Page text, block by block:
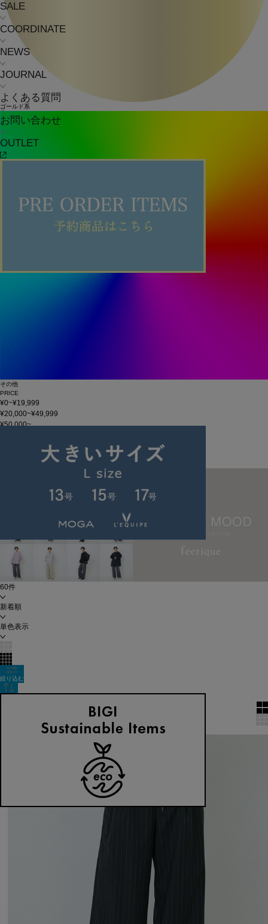
SALE
COORDINATE
NEWS
JOURNAL
よくある質問
お問い合わせ
OUTLET
ゴールド系
その他
PRICE
¥0~¥19,999
¥20,000~¥49,999
¥50,000~
在庫なしを含む
この条件で検索
【MELLOW MOOD】
60件
新着順
単色表示
絞り込む
表示順
2BUY10%OFF